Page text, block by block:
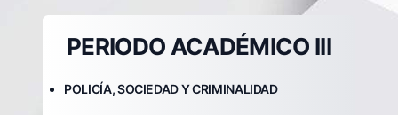
PERIODO ACADÉMICO III
POLICÍA, SOCIEDAD Y CRIMINALIDAD